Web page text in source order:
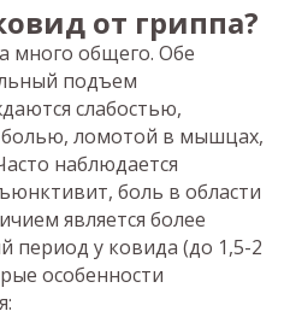
от гриппа?
много общего. Обе
подъем
слабостью,
болью, ломотой в мышцах,
наблюдается
боль в области
является более
период у ковида (до 1,5-2
особенности